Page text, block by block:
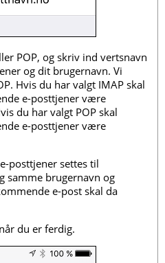
POP, og skriv ind vertsnavn
og dit brugernavn. Vi
Hvis du har valgt IMAP skal
e-posttjener være
du har valgt POP skal
e-posttjener være
posttjener settes til
samme brugernavn og
e-post skal da
du er ferdig.